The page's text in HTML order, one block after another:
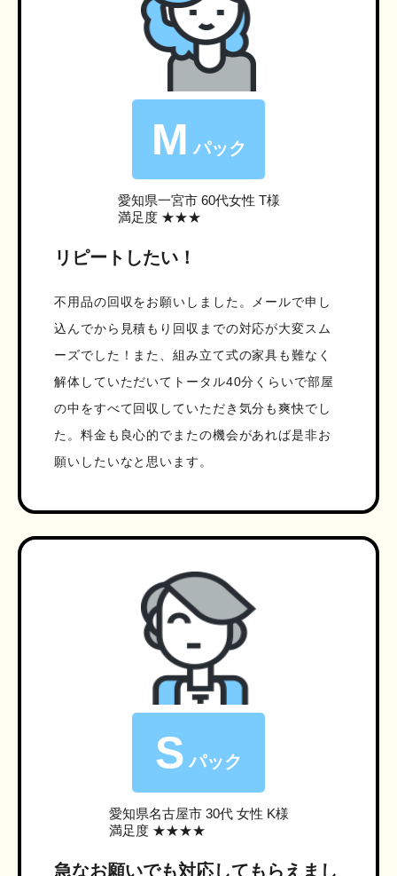
M パック
愛知県一宮市60代女性 T様
満足度 ★★★
リピートしたい！
不用品の回収をお願いしました。メールで申し
込んでから見積もり回収までの対応が大変スム
ーズでした！また、組み立て式の家具も難なく
解体していただいてトータル40分くらいで部屋
の中をすべて回収していただき気分も爽快でし
た。料金も良心的でまたの機会があれば是非お
願いしたいなと思います。
S パック
愛知県名古屋市30代 女性 K様
満足度 ★★★★
急なお願いでも対応してもらえまし